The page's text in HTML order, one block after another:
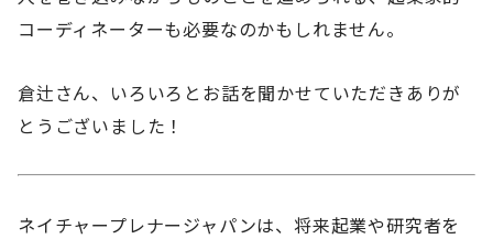
コーディネーターも必要なのかもしれません。
倉辻さん、いろいろとお話を聞かせていただきありが
とうございました！
ネイチャープレナージャパンは、将来起業や研究者を